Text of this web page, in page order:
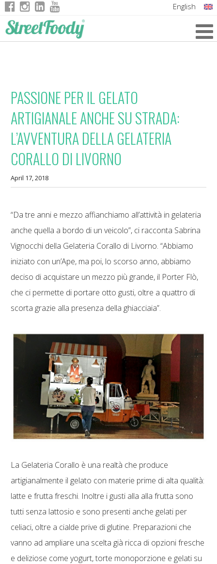
English
PASSIONE PER IL GELATO
ARTIGIANALE ANCHE SU STRADA:
L’AVVENTURA DELLA GELATERIA
CORALLO DI LIVORNO
April 17, 2018
“Da tre anni e mezzo affianchiamo all’attività in gelateria
anche quella a bordo di un veicolo”, ci racconta Sabrina
Vignocchi della Gelateria Corallo di Livorno. “Abbiamo
iniziato con un’Ape, ma poi, lo scorso anno, abbiamo
deciso di acquistare un mezzo più grande, il Porter Flò,
che ci permette di portare otto gusti, oltre a quattro di
scorta grazie alla presenza della ghiacciaia”.
La Gelateria Corallo è una realtà che produce
artigianalmente il gelato con materie prime di alta qualità:
latte e frutta freschi. Inoltre i gusti alla alla frutta sono
tutti senza lattosio e sono presenti anche gelati per
celiaci, oltre a cialde prive di glutine. Preparazioni che
vanno ad ampliare una scelta già ricca di opzioni fresche
e deliziose come yogurt, torte monoporzione e gelati su